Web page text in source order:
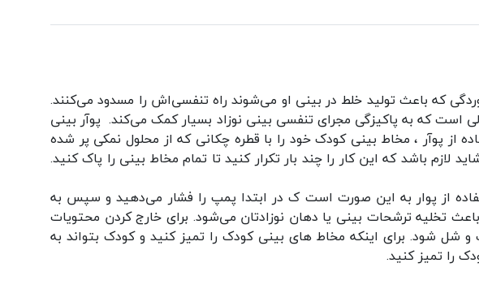
که باعث تولید خلط در بینی او می‌شوند راه تنفسی‌اش را مسدود می‌کنند.
است که به پاکیزگی مجرای تنفسی بینی نوزاد بسیار کمک می‌کند. پوآر بینی
از پوآر ، مخاط بینی کودک خود را با قطره چکانی که از محلول نمکی پر شده
باشد که این کار را چند بار تکرار کنید تا تمام مخاط بینی را پاک کنید.
از پوار به این صورت است ک در ابتدا پمپ را فشار می‌دهید و سپس به
تخلیه ترشحات بینی یا دهان نوزادتان می‌شود. برای خارج کردن محتویات
تا مرطوب و شل شود. برای اینکه مخاط های بینی کودک را تمیز کنید و کودک بتواند به
را تمیز کنید.